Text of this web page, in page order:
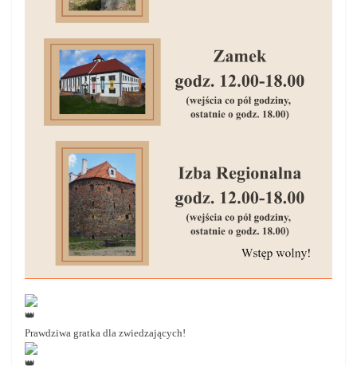
Prawdziwa gratka dla zwiedzających!